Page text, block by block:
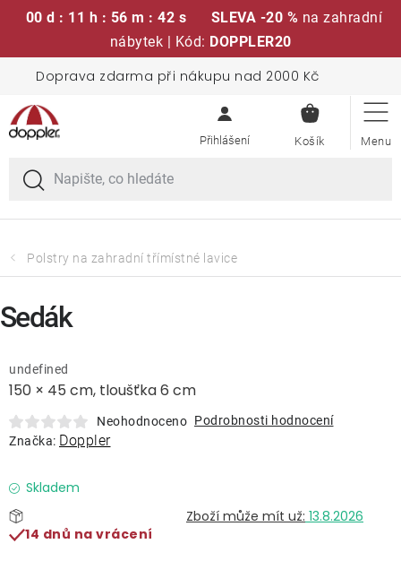
00 d : 11 h : 56 m : 42 s SLEVA -20 % na zahradní
nábytek | Kód: DOPPLER20
obsah
Doprava zdarma při nákupu nad 2000 Kč
KOŠÍK
Sedací soupravy
Slunečníky
Křesla a židle
Polstry na zahradní třímístné lavice
150 × 45 cm, tloušťka 6 cm
undefined
Neohodnoceno Podrobnosti hodnocení
Značka: Doppler
Skladem
13.8.2026
14 dnů na vrácení
Sedák